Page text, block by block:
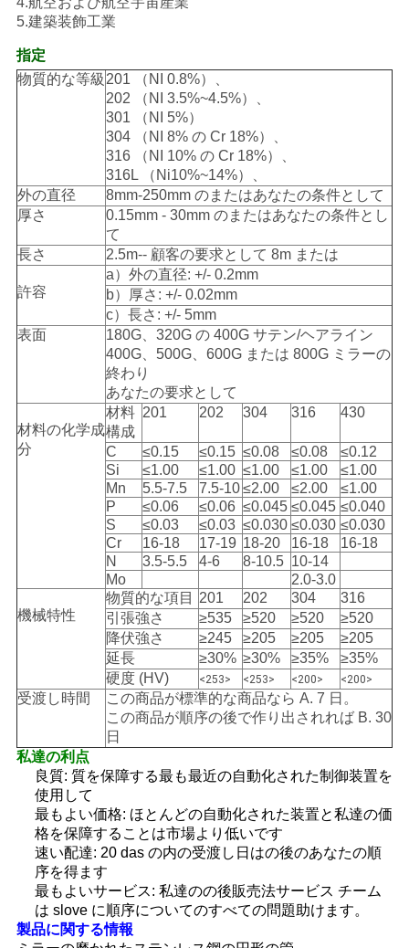
5.建築装飾工業
指定
物質的な等級201 （NI 0.8%）、
202 （NI 3.5%~4.5%）、
301 （NI 5%）
304 （NI 8% の Cr 18%）、
316 （NI 10% の Cr 18%）、
316L （Ni10%~14%）、
外の直径
8mm-250mm のまたはあなたの条件として
厚さ
0.15mm - 30mm のまたはあなたの条件とし
て
長さ
2.5m-- 顧客の要求として 8m または
許容
a）外の直径: +/- 0.2mm
b）厚さ: +/- 0.02mm
c）長さ: +/- 5mm
表面
180G、320G の 400G サテン/ヘアライン
400G、500G、600G または 800G ミラーの
終わり
あなたの要求として
材料の化学成
分
材料
構成
201 202 304 316 430
C ≤0.15 ≤0.15 ≤0.08 ≤0.08
≤0.12
Si
≤1.00 ≤1.00 ≤1.00 ≤1.00
≤1.00
Mn
5.5-7.5 7.5-10≤2.00 ≤2.00
≤1.00
P
≤0.06 ≤0.06 ≤0.045 ≤0.045 ≤0.040
S
≤0.03 ≤0.03 ≤0.030 ≤0.030 ≤0.030
Cr
16-18 17-19 18-20 16-18
16-18
N
3.5-5.5 4-6 8-10.5 10-14
Mo
2.0-3.0
機械特性
物質的な項目 201 202 304
316
引張強さ
≥535 ≥520 ≥520
≥520
降伏強さ
≥245 ≥205 ≥205
≥205
延長
≥30% ≥30% ≥35%
≥35%
硬度 (HV)
<253> <253> <200> <200>
受渡し時間
この商品が標準的な商品なら A. 7 日。
この商品が順序の後で作り出されれば B. 30
日
私達の利点
良質: 質を保障する最も最近の自動化された制御装置を
使用して
最もよい価格: ほとんどの自動化された装置と私達の価
格を保障することは市場より低いです
速い配達: 20 das の内の受渡し日はの後のあなたの順
序を得ます
最もよいサービス: 私達のの後販売法サービス チーム
は slove に順序についてのすべての問題助けます。
製品に関する情報